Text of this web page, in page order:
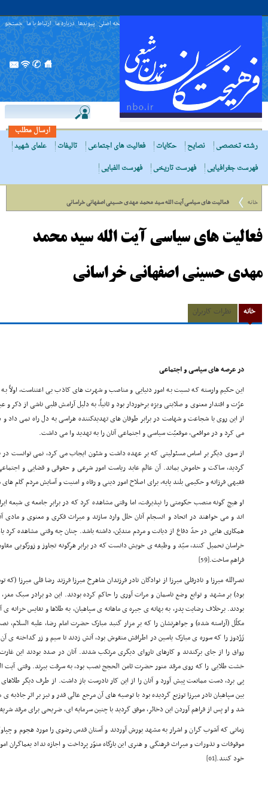
صفحه اصلی پیوندها درباره ما ارتباط با ما جستجو
ارسال مطلب
رشته تخصصی
نصایح حکایات فعالیت های اجتماعی تالیفات
علمای شهید
فهرست جغرافیایی
فهرست تاریخی فهرست الفبایی
خانه فعالیت های سیاسی آیت الله سید محمد مهدی حسینی اصفهانی خراسانی
فعالیت های سیاسی آیت الله سید محمد
مهدی حسینی اصفهانی خراسانی
خانه نظرات کاربران
در عرصه های سیاسی و اجتماعی
این حکیم وارسته که نسبت به امور دنیایی و مناصب و شهرت های کاذب بی اعتناست، اولاً به
عزّت و اقتدار معنوی و صلابتی ویژه برخوردار بود و ثانیاً، به دلیل آرامش قلبی ناشی از ذکر
از این روی با شجاعت و شهامت در برابر طوفان های تهدیدکننده هراسی به دل راه نمی داد و
می کرد و در مواقعی، موقعیّت سیاسی و اجتماعی آنان را به تهدید وا می داشت.
از سوی دیگر بر اساس مسئولیتی که بر عهده داشت و شئون ایجاب می کرد، نمی توانست در
گردید، ساکت و خاموش بماند. آن عالم عابد ریاست امور شرعی و حقوقی و قضایی و
فقیهی فرزانه و حکیمی بلند پایه، برای اصلاح امور دینی و رفاه و امنیت و آسایش مردم گام های
او هیچ گونه منصب حکومتی را نپذیرفت، اما وقتی مشاهده کرد که در برابر جامعه ی شیعه
اند و می خواهند در اتحاد و انسجام آنان خلل وارد سازند و میراث فکری و معنوی و مادی
همکاری هایی در حدّ دفاع از دیانت و مردم متدیّن، داشته باشد. چنان چه وقتی مشاهده کرد
خراسان تحمیل کنند، سیّد و وظیفه ی خویش دانست که در برابر هرگونه تجاوز و زورگویی
فراهم ساخت.[59]
نصرالله میرزا و نادرقلی میرزا از نوادگان نادر فرزندان شاهرخ میرزا فرزند رضا قلی میرزا
بود) بر مشهد و توابع وضع ناسمان و مرات آوری را حاکم کرده بودند. این دو برادر سبک
بودند. برخلاف رضایت پدر، به بهانه ی جیره ی ماهانه ی سپاهیان، به طلاها و نفایس
مکلّل (آراسته شده) و جواهرنشان را که بر مزار گنبد مبارک حضرت امام رضا، علیه السلام،
زَرْدوز را که سوره ی مبارک یاسین در اطرافش منقوش بود، آتش زدند تا سیم و زر گداخته
رواق را از جای برکندند و کارهای ناروای دیگری مرتکب شدند. آنان در صدد بودند این
خشت طلایی را که روی مرقد منور حضرت ثامن الحجج نصب بود، به سرقت ببرند. وقتی آیت
پی برد، دست ممانعت پیش آورد و آنان را از این کار نادرست باز داشت. از طرف دیگر
بین سپاهیان نادر میرزا توزیع گردیده بود با توصیه های آن مرجع عالی قدر و نیز بر اثر جاذبه ی
شد و او پس از فراهم آوردن این ذخائر، موفق گردید با چنین سرمایه ای، ضریحی برای مرقد
زمانی که آشوب گران و اشرار به مشهد یورش آوردند و آستان قدس رضوی را مورد هجوم و
موقوفات و نذورات و میراث فرهنگی و هنری این بارگاه منوّر پرداخت و اجازه نداد
خود کنند.[61]